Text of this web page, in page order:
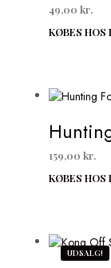
49,00 kr.
KØBES HOS
159,00 kr.
KØBES HOS
UDSALG!